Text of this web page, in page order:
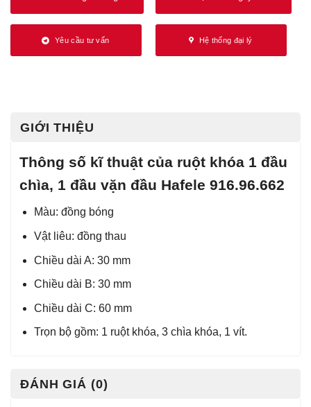
Yêu cầu tư vấn Hệ thống đại lý
GIỚI THIỆU
Thông số kĩ thuật của ruột khóa 1 đầu
chìa, 1 đầu vặn đầu Hafele 916.96.662
Màu: đồng bóng
Vật liêu: đồng thau
Chiều dài A: 30 mm
Chiều dài B: 30 mm
Chiều dài C: 60 mm
Trọn bộ gồm: 1 ruột khóa, 3 chìa khóa, 1 vít.
ĐÁNH GIÁ (0)